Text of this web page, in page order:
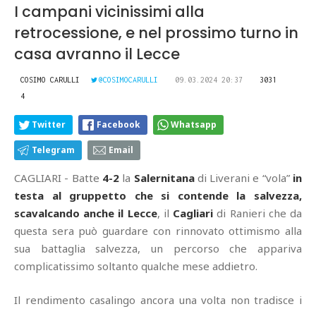
I campani vicinissimi alla
retrocessione, e nel prossimo turno in
casa avranno il Lecce
COSIMO CARULLI @COSIMOCARULLI 09.03.2024 20:37
3031
4
Twitter Facebook Whatsapp
Telegram Email
CAGLIARI - Batte 4-2la Salernitanadi Liverani e “vola” in
testa al gruppetto che si contende la salvezza,
scavalcando anche il Lecce, il Cagliari di Ranieri che da
questa sera può guardare con rinnovato ottimismo alla
sua battaglia salvezza, un percorso che appariva
complicatissimo soltanto qualche mese addietro.
Il rendimento casalingo ancora una volta non tradisce i